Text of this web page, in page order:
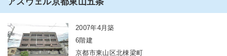
2007年4月築
6階建
京都市東山区北棟梁町